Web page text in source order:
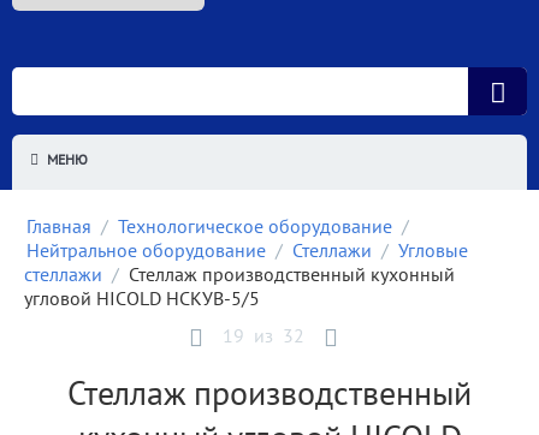
МЕНЮ
Главная / Технологическое оборудование /
Нейтральное оборудование / Стеллажи / Угловые
стеллажи / Стеллаж производственный кухонный
угловой HICOLD НСКУВ-5/5
19 из 32
Стеллаж производственный